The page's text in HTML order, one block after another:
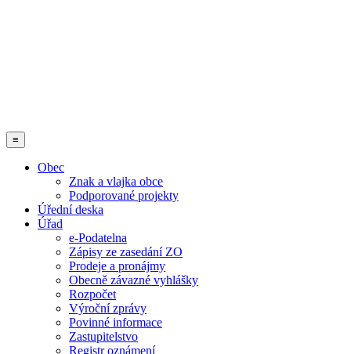
≡
Obec
Znak a vlajka obce
Podporované projekty
Úřední deska
Úřad
e-Podatelna
Zápisy ze zasedání ZO
Prodeje a pronájmy
Obecně závazné vyhlášky
Rozpočet
Výroční zprávy
Povinné informace
Zastupitelstvo
Registr oznámení